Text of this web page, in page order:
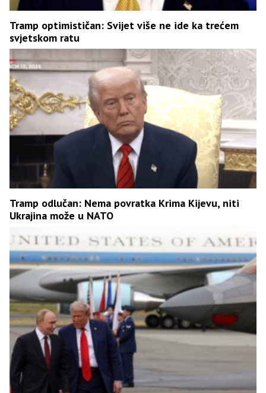
Tramp optimističan: Svijet više ne ide ka trećem
svjetskom ratu
Tramp odlučan: Nema povratka Krima Kijevu, niti
Ukrajina može u NATO